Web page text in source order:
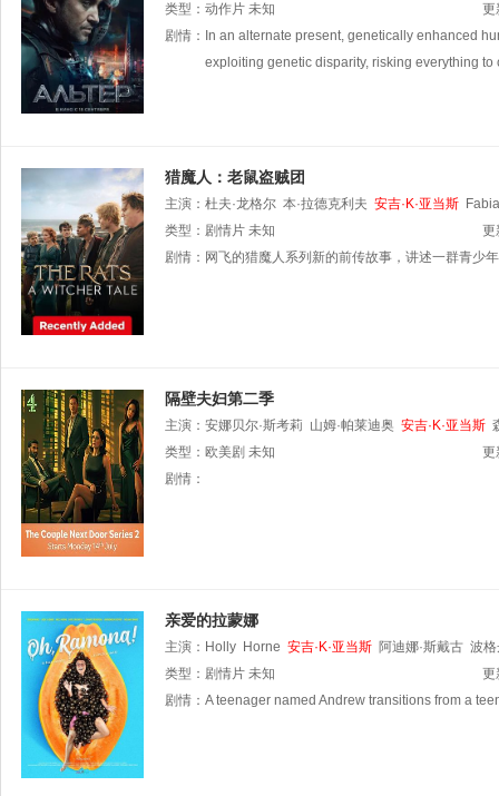
类型： 动作片 未知
更
剧情： In an alternate present, genetically enhanced
exploiting genetic disparity, risking everything
猎魔人：老鼠盗贼团
主演： 杜夫·龙格尔 本·拉德克利夫 安吉·K·亚当斯
类型： 剧情片 未知
更
剧情： 网飞的猎魔人系列新的前传故事，讲述一群青少
隔壁夫妇第二季
主演： 安娜贝尔·斯考莉 山姆·帕莱迪奥 安吉·K·亚当斯
杰夫·劳勒 艾米·特里格 坦
类型： 欧美剧 未知
更
剧情：
亲爱的拉蒙娜
主演： Holly Horne 安吉·K·亚当斯 阿迪娜·斯戴古 波格
类型： 剧情片 未知
更
剧情： A teenager named Andrew transitions from a